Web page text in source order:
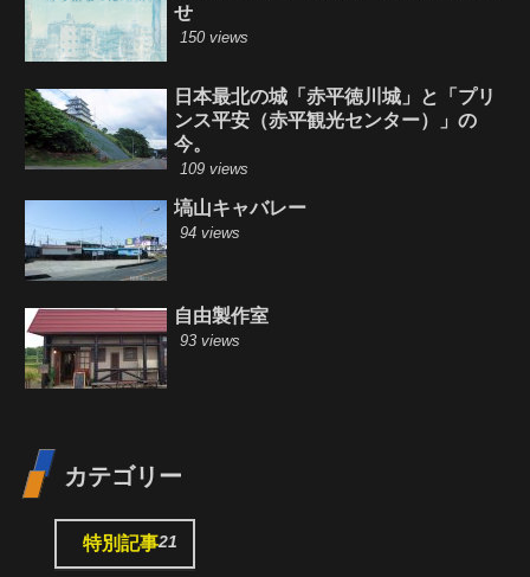
せ
150 views
日本最北の城「赤平徳川城」と「プリ
ンス平安（赤平観光センター）」の
今。
109 views
塙山キャバレー
94 views
自由製作室
93 views
カテゴリー
特別記事21